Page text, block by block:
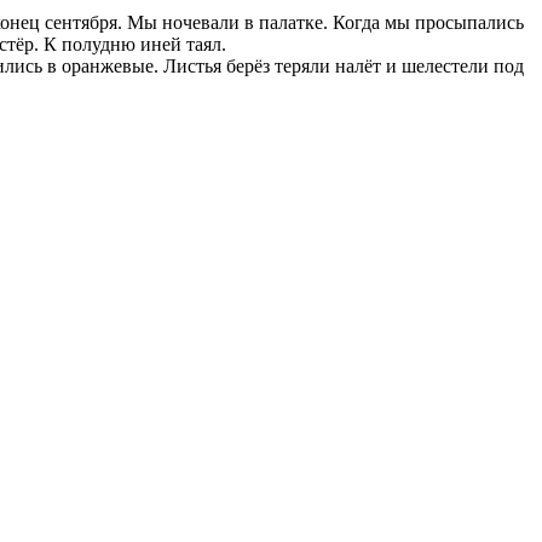
сентября. Мы ночевали в палатке. Когда мы просыпались
К полудню иней таял.
в оранжевые. Листья берёз теряли налёт и шелестели под